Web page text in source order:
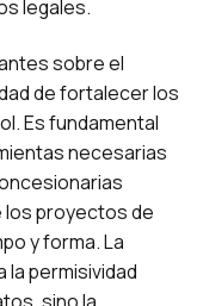
legales.
sobre el
de fortalecer los
Es fundamental
necesarias
los proyectos de
y forma. La
la permisividad